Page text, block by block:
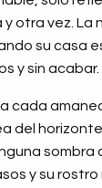
y otra vez. La
su casa
y sin acabar.
cada
del
sombra
y su